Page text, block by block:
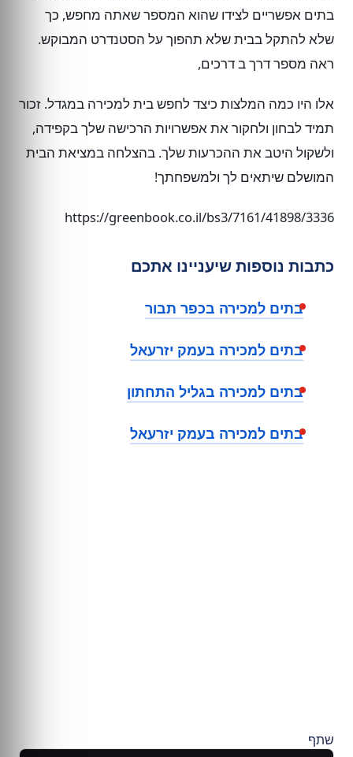
בתים אפשריים לצידו שהוא המספר שאתה מחפש, כך
שלא להתקל בבית שלא תהפוך על הסטנדרט המבוקש.
ראה מספר דרך ב דרכים,
אלו היו כמה המלצות כיצד לחפש בית למכירה במגדל. זכור
תמיד לבחון ולחקור את אפשרויות הרכישה שלך בקפידה,
ולשקול היטב את ההכרעות שלך. בהצלחה במציאת הבית
המושלם שיתאים לך ולמשפחתך!
https://greenbook.co.il/bs3/7161/41898/3336
כתבות נוספות שיעניינו אתכם
בתים למכירה בכפר תבור
בתים למכירה בעמק יזרעאל
בתים למכירה בגליל התחתון
בתים למכירה בעמק יזרעאל
שתף